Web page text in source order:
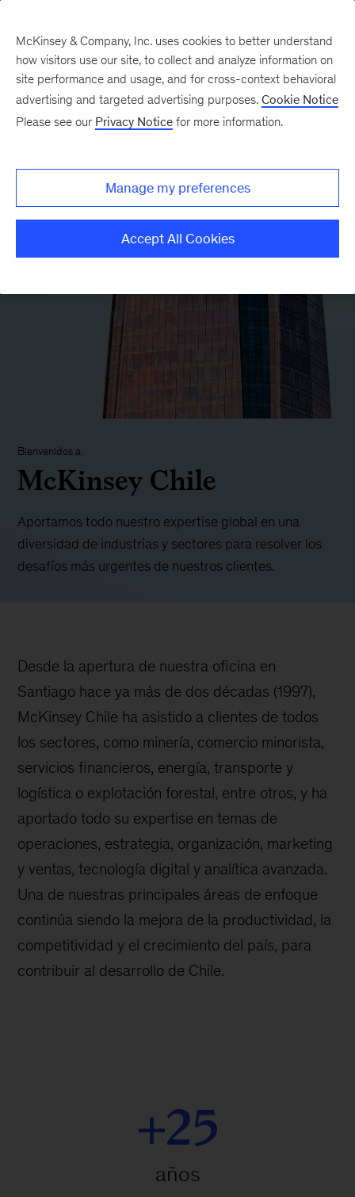
Bienvenidos a
McKinsey Chile
Aportamos todo nuestro expertise global en una
diversidad de industrias y sectores para resolver los
desafíos más urgentes de nuestros clientes.
Desde la apertura de nuestra oficina en
Santiago hace ya más de dos décadas (1997),
McKinsey Chile ha asistido a clientes de todos
los sectores, como minería, comercio minorista,
servicios financieros, energía, transporte y
logística o explotación forestal, entre otros, y ha
aportado todo su expertise en temas de
operaciones, estrategia, organización, marketing
y ventas, tecnología digital y analítica avanzada.
Una de nuestras principales áreas de enfoque
continúa siendo la mejora de la productividad, la
competitividad y el crecimiento del país, para
contribuir al desarrollo de Chile.
+25
años
McKinsey & Company, Inc. uses cookies to better understand
how visitors use our site, to collect and analyze information on
site performance and usage, and for cross-context behavioral
advertising and targeted advertising purposes. Cookie Notice
Please see our Privacy Notice for more information.
Manage my preferences
Accept All Cookies